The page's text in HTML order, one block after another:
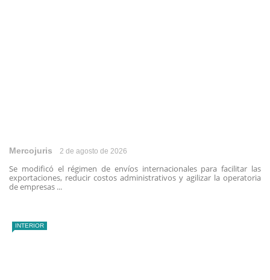
Mercojuris 2 de agosto de 2026
Se modificó el régimen de envíos internacionales para facilitar las
exportaciones, reducir costos administrativos y agilizar la operatoria
de empresas ...
INTERIOR